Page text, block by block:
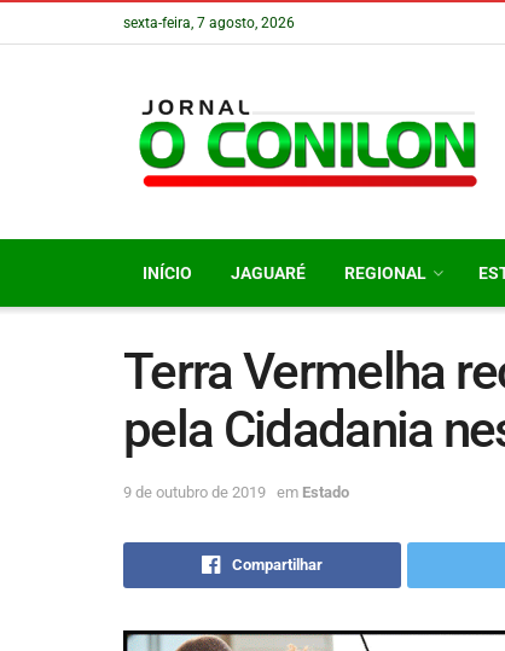
sexta-feira, 7 agosto, 2026
INÍCIO JAGUARÉ REGIONAL
Terra Vermelha
pela Cidadania
9 de outubro de 2019 em Estado
Compartilhar